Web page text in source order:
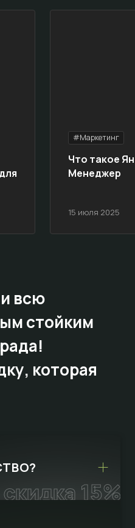
#Маркетинг
15 июля 2025
Что такое
Менеджер
всю
стойким
которая
скидка 15%